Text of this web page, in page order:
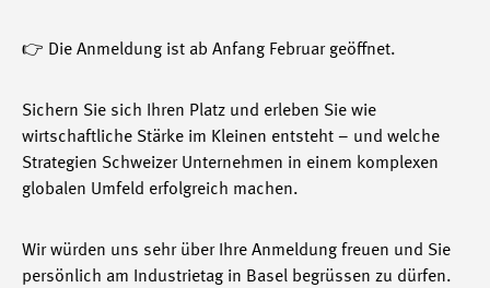
👉 Die Anmeldung ist ab Anfang Februar geöffnet.
Sichern Sie sich Ihren Platz und erleben Sie wie
wirtschaftliche Stärke im Kleinen entsteht – und welche
Strategien Schweizer Unternehmen in einem komplexen
globalen Umfeld erfolgreich machen.
Wir würden uns sehr über Ihre Anmeldung freuen und Sie
persönlich am Industrietag in Basel begrüssen zu dürfen.